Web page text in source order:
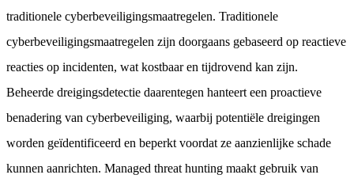
traditionele cyberbeveiligingsmaatregelen. Traditionele
cyberbeveiligingsmaatregelen zijn doorgaans gebaseerd op reactieve
reacties op incidenten, wat kostbaar en tijdrovend kan zijn.
Beheerde dreigingsdetectie daarentegen hanteert een proactieve
benadering van cyberbeveiliging, waarbij potentiële dreigingen
worden geïdentificeerd en beperkt voordat ze aanzienlijke schade
kunnen aanrichten. Managed threat hunting maakt gebruik van